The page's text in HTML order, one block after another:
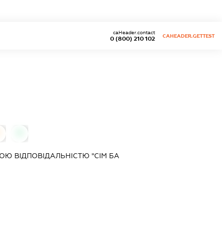
0 (800) 210 102
caHeader.contact
CAHEADER.GETTEST
ВІДПОВІДАЛЬНІСТЮ "СІМ БА